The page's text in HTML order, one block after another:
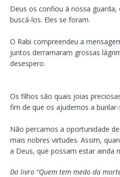
Deus os confiou à nossa
buscá-los. Eles se foram.
O Rabi compreendeu a
juntos derramaram grossas
desespero.
Os filhos são quais joias
fim de que os ajudemos a burilar-
Não percamos a oportunidade
mais nobres virtudes. Assim,
a Deus, que possam estar ainda
Do livro “Quem tem medo da